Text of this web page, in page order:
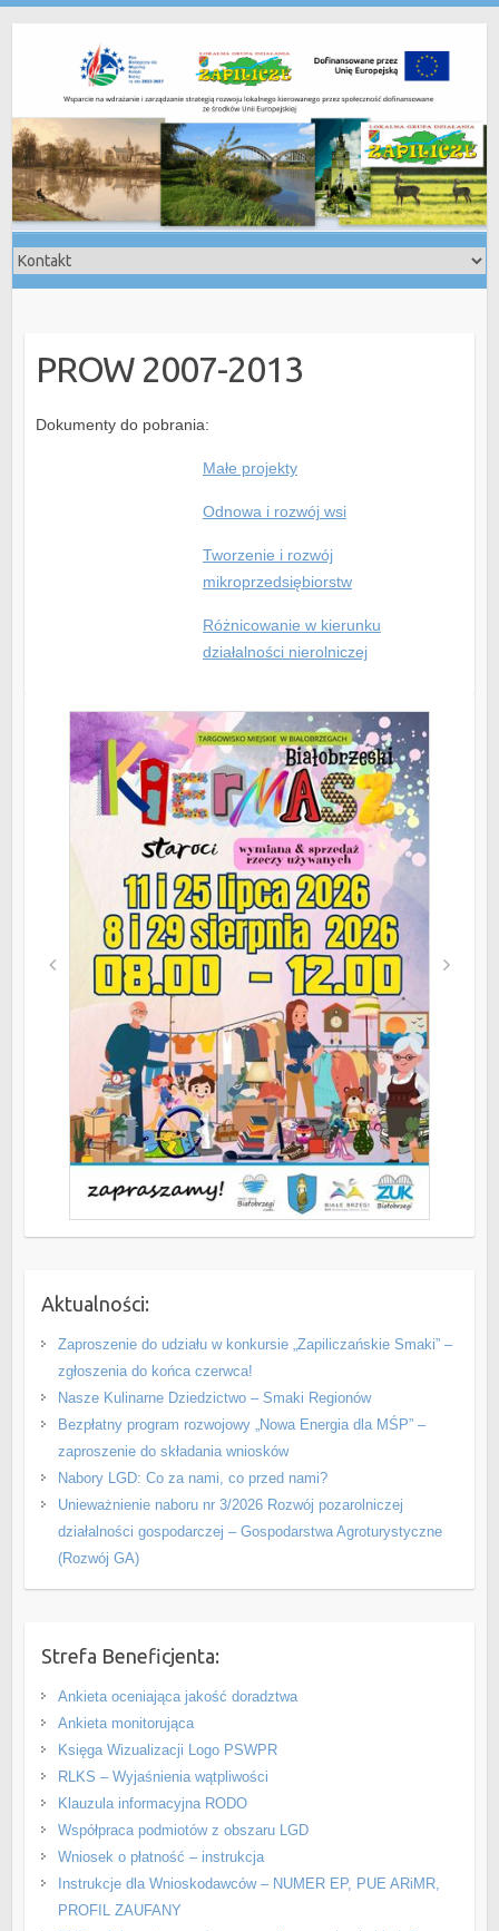
PROW 2007-2013
Dokumenty do pobrania:
Małe projekty
Odnowa i rozwój wsi
Tworzenie i rozwój
mikroprzedsiębiorstw
Różnicowanie w kierunku
działalności nierolniczej
Aktualności:
Zaproszenie do udziału w konkursie „Zapiliczańskie Smaki” –
zgłoszenia do końca czerwca!
Nasze Kulinarne Dziedzictwo – Smaki Regionów
Bezpłatny program rozwojowy „Nowa Energia dla MŚP” –
zaproszenie do składania wniosków
Nabory LGD: Co za nami, co przed nami?
Unieważnienie naboru nr 3/2026 Rozwój pozarolniczej
działalności gospodarczej – Gospodarstwa Agroturystyczne
(Rozwój GA)
Strefa Beneficjenta:
Ankieta oceniająca jakość doradztwa
Ankieta monitorująca
Księga Wizualizacji Logo PSWPR
RLKS – Wyjaśnienia wątpliwości
Klauzula informacyjna RODO
Współpraca podmiotów z obszaru LGD
Wniosek o płatność – instrukcja
Instrukcje dla Wnioskodawców – NUMER EP, PUE ARiMR,
PROFIL ZAUFANY